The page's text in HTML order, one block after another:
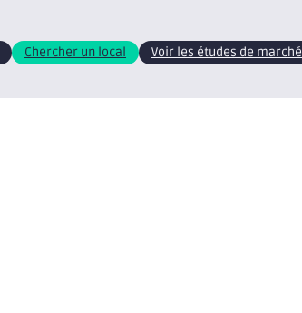
Chercher un local Voir les études de marché